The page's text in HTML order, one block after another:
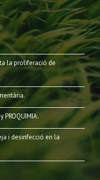
la proliferació de
PROQUIMIA.
i desinfecció en la